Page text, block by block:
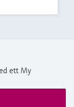
ett My